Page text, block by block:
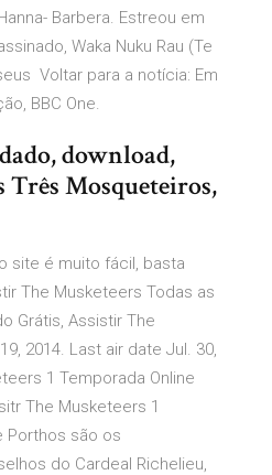
Barbera. Estreou em
Waka Nuku Rau (Te
Voltar para a notícia: Em
BBC One.
download,
Três Mosqueteiros,
site é muito fácil, basta
The Musketeers Todas as
Grátis, Assistir The
2014. Last air date Jul. 30,
1 Temporada Online
The Musketeers 1
Porthos são os
do Cardeal Richelieu,